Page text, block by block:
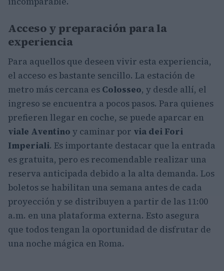
Acceso y preparación para la
experiencia
Para aquellos que deseen vivir esta experiencia,
el acceso es bastante sencillo. La estación de
metro más cercana es Colosseo, y desde allí, el
ingreso se encuentra a pocos pasos. Para quienes
prefieren llegar en coche, se puede aparcar en
viale Aventino y caminar por via dei Fori
Imperiali. Es importante destacar que la entrada
es gratuita, pero es recomendable realizar una
reserva anticipada debido a la alta demanda. Los
boletos se habilitan una semana antes de cada
proyección y se distribuyen a partir de las 11:00
a.m. en una plataforma externa. Esto asegura
que todos tengan la oportunidad de disfrutar de
una noche mágica en Roma.